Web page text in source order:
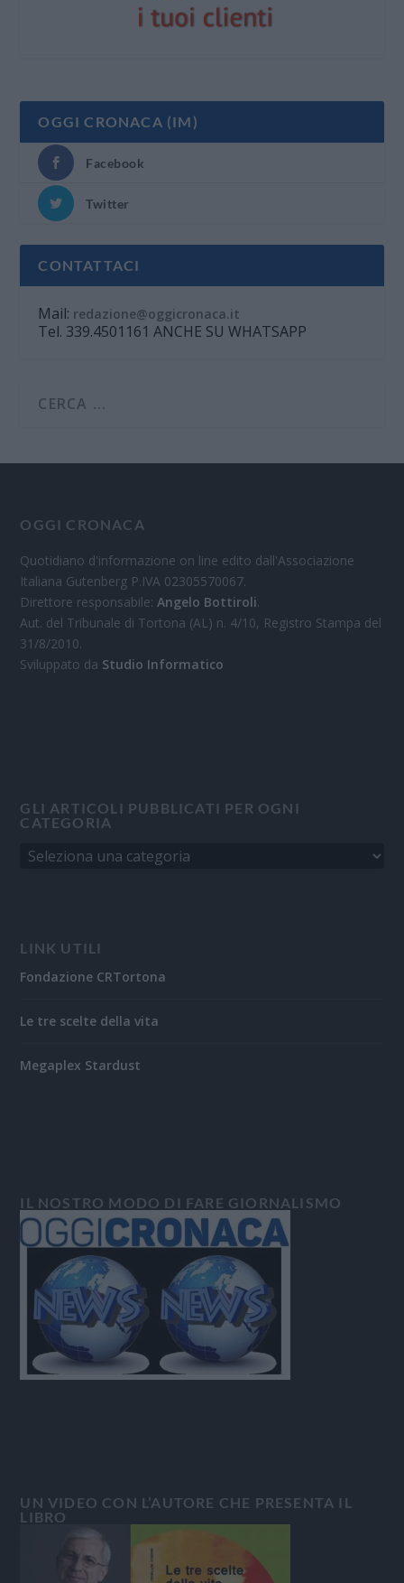
OGGI CRONACA (IM)
Facebook
Twitter
CONTATTACI
Mail: redazione@oggicronaca.it
Tel. 339.4501161 ANCHE SU WHATSAPP
OGGI CRONACA
Quotidiano d'informazione on line edito dall'Associazione
Italiana Gutenberg P.IVA 02305570067.
Direttore responsabile:Angelo Bottiroli.
Aut. del Tribunale di Tortona (AL) n. 4/10, Registro Stampa del
31/8/2010.
Sviluppato da Studio Informatico
GLI ARTICOLI PUBBLICATI PER OGNI
CATEGORIA
LINK UTILI
Fondazione CRTortona
Le tre scelte della vita
Megaplex Stardust
IL NOSTRO MODO DI FARE GIORNALISMO
UN VIDEO CON L’AUTORE CHE PRESENTA IL
LIBRO